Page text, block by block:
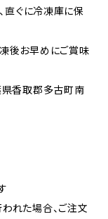
直ぐに冷凍庫に保
後お早めにご賞味
県香取郡多古町南
れた場合、ご注文